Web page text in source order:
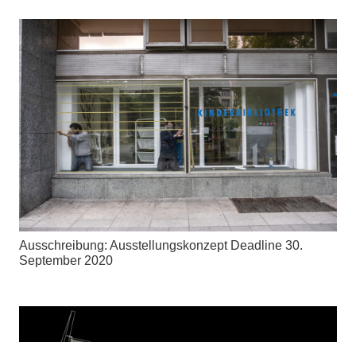
Ausschreibung: Ausstellungskonzept Deadline 30.
September 2020